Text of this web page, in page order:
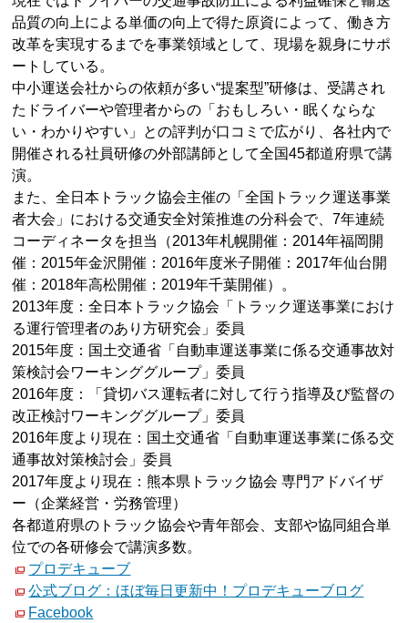
品質の向上による単価の向上で得た原資によって、働き方
改革を実現するまでを事業領域として、現場を親身にサポ
ートしている。
中小運送会社からの依頼が多い“提案型”研修は、受講され
たドライバーや管理者からの「おもしろい・眠くならな
い・わかりやすい」との評判が口コミで広がり、各社内で
開催される社員研修の外部講師として全国45都道府県で講
演。
また、全日本トラック協会主催の「全国トラック運送事業
者大会」における交通安全対策推進の分科会で、7年連続
コーディネータを担当（2013年札幌開催：2014年福岡開
催：2015年金沢開催：2016年度米子開催：2017年仙台開
催：2018年高松開催：2019年千葉開催）。
2013年度：全日本トラック協会「トラック運送事業におけ
る運行管理者のあり方研究会」委員
2015年度：国土交通省「自動車運送事業に係る交通事故対
策検討会ワーキンググループ」委員
2016年度：「貸切バス運転者に対して行う指導及び監督の
改正検討ワーキンググループ」委員
2016年度より現在：国土交通省「自動車運送事業に係る交
通事故対策検討会」委員
2017年度より現在：熊本県トラック協会 専門アドバイザ
ー（企業経営・労務管理）
各都道府県のトラック協会や青年部会、支部や協同組合単
位での各研修会で講演多数。
プロデキューブ
公式ブログ：ほぼ毎日更新中！プロデキューブログ
Facebook